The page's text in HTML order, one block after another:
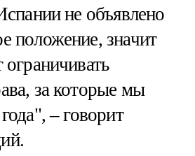
не объявлено
положение, значит
за которые мы
– говорит